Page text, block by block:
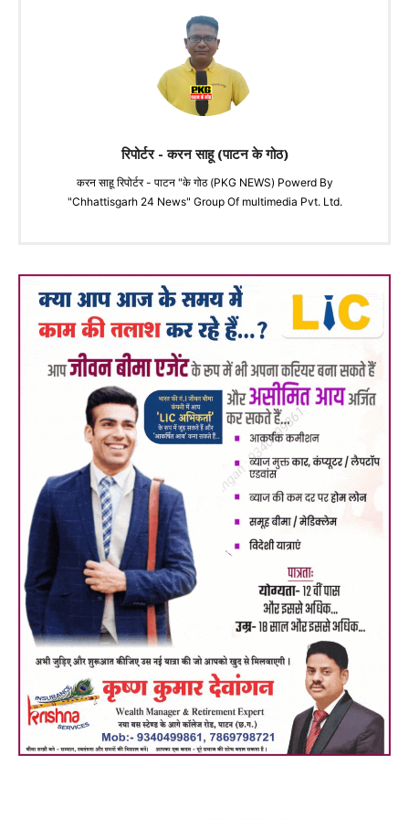
रिपोर्टर - करन साहू (पाटन के गोठ)
करन साहू रिपोर्टर - पाटन "के गोठ (PKG NEWS) Powerd By
"Chhattisgarh 24 News" Group Of multimedia Pvt. Ltd.